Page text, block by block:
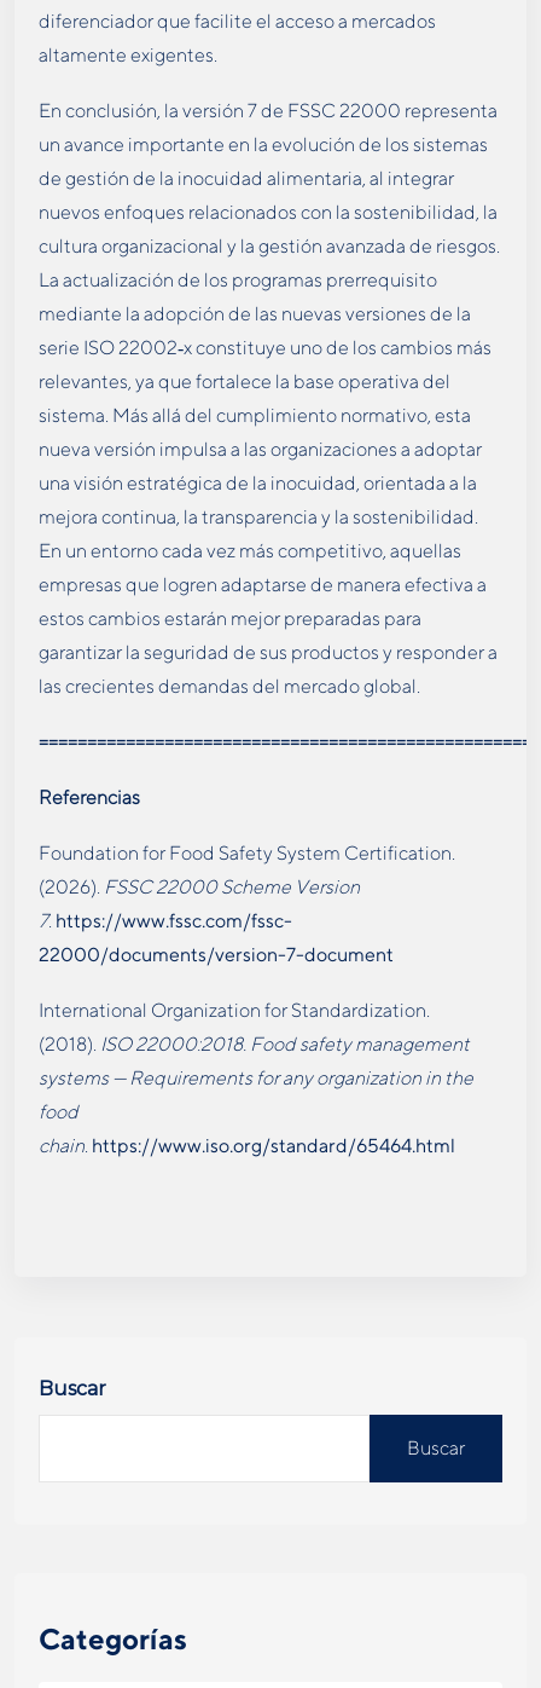
diferenciador que facilite el acceso a mercados
altamente exigentes.
En conclusión, la versión 7 de FSSC 22000 representa
un avance importante en la evolución de los sistemas
de gestión de la inocuidad alimentaria, al integrar
nuevos enfoques relacionados con la sostenibilidad, la
cultura organizacional y la gestión avanzada de riesgos.
La actualización de los programas prerrequisito
mediante la adopción de las nuevas versiones de la
serie ISO 22002‑x constituye uno de los cambios más
relevantes, ya que fortalece la base operativa del
sistema. Más allá del cumplimiento normativo, esta
nueva versión impulsa a las organizaciones a adoptar
una visión estratégica de la inocuidad, orientada a la
mejora continua, la transparencia y la sostenibilidad.
En un entorno cada vez más competitivo, aquellas
empresas que logren adaptarse de manera efectiva a
estos cambios estarán mejor preparadas para
garantizar la seguridad de sus productos y responder a
las crecientes demandas del mercado global.
Referencias
Foundation for Food Safety System Certification.
(2026). FSSC 22000 Scheme Version
7. https://www.fssc.com/fssc-
22000/documents/version-7-document
International Organization for Standardization.
(2018). ISO 22000:2018. Food safety management
systems — Requirements for any organization in the
food
chain. https://www.iso.org/standard/65464.html
Buscar
Buscar
Categorías